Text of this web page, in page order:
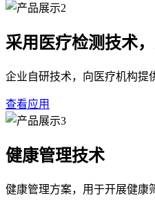
采用医疗检测技术
企业自研技术，向医疗机构提
查看应用
健康管理技术
健康管理方案，用于开展健康